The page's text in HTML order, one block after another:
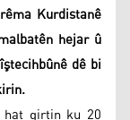
Kurdistanê
hejar û
dê bi